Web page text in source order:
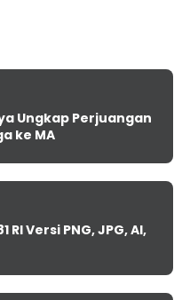
Ungkap Perjuangan
ke MA
Versi PNG, JPG, AI,